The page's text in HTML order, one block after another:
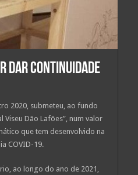
dar continuidade
2020, submeteu, ao fundo
Viseu Dão Lafões”, num valor
que tem desenvolvido na
COVID-19.
ao longo do ano de 2021,